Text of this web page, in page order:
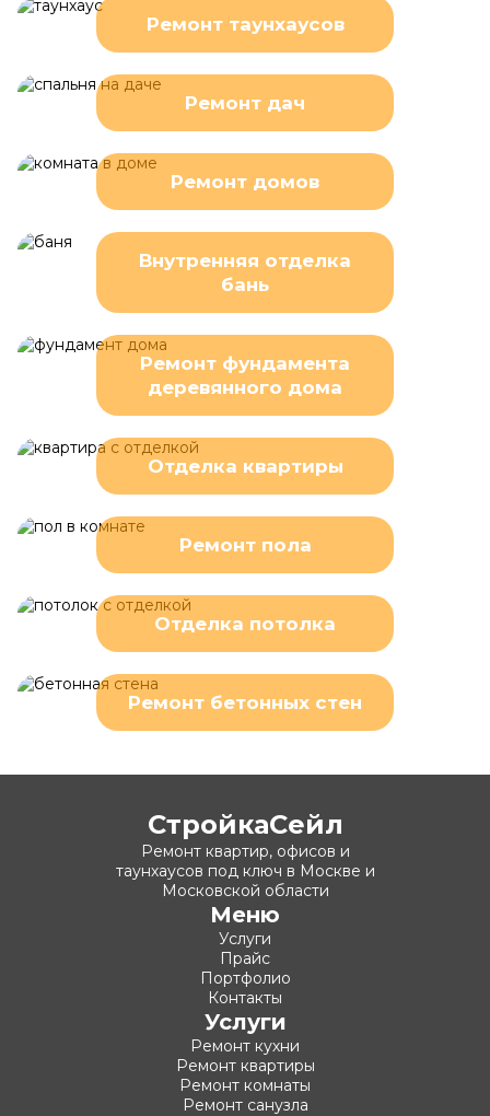
Ремонт таунхаусов
Ремонт дач
Ремонт домов
Внутренняя отделка
бань
Ремонт фундамента
деревянного дома
Отделка квартиры
Ремонт пола
Отделка потолка
Ремонт бетонных стен
СтройкаСейл
Ремонт квартир, офисов и
таунхаусов под ключ в Москве и
Московской области
Меню
Услуги
Прайс
Портфолио
Контакты
Услуги
Ремонт кухни
Ремонт квартиры
Ремонт комнаты
Ремонт санузла